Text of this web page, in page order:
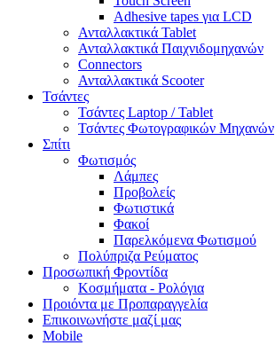
Adhesive tapes για LCD
Ανταλλακτικά Tablet
Ανταλλακτικά Παιχνιδομηχανών
Connectors
Ανταλλακτικά Scooter
Τσάντες
Τσάντες Laptop / Tablet
Τσάντες Φωτoγραφικών Μηχανών
Σπίτι
Φωτισμός
Λάμπες
Προβολείς
Φωτιστικά
Φακοί
Παρελκόμενα Φωτισμού
Πολύπριζα Ρεύματος
Προσωπική Φροντίδα
Κοσμήματα - Ρολόγια
Προιόντα με Προπαραγγελία
Επικοινωνήστε μαζί μας
Mobile